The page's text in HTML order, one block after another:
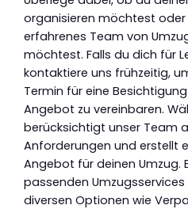
organisieren möchtest
erfahrenes Team von
möchtest. Falls du dich für
kontaktiere uns frühzeitig,
Termin für eine
Angebot zu vereinbaren.
berücksichtigt unser Team
Anforderungen und erstellt
Angebot für deinen Umzug.
passenden
diversen Optionen wie